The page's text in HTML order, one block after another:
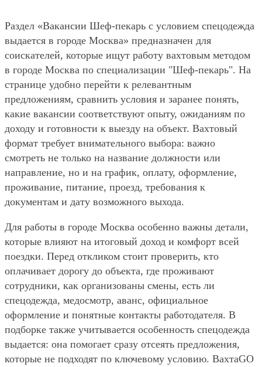
Раздел «Вакансии Шеф-пекарь с условием спецодежда
выдается в городе Москва» предназначен для
соискателей, которые ищут работу вахтовым методом
в городе Москва по специализации "Шеф-пекарь". На
странице удобно перейти к релевантным
предложениям, сравнить условия и заранее понять,
какие вакансии соответствуют опыту, ожиданиям по
доходу и готовности к выезду на объект. Вахтовый
формат требует внимательного выбора: важно
смотреть не только на название должности или
направление, но и на график, оплату, оформление,
проживание, питание, проезд, требования к
документам и дату возможного выхода.
Для работы в городе Москва особенно важны детали,
которые влияют на итоговый доход и комфорт всей
поездки. Перед откликом стоит проверить, кто
оплачивает дорогу до объекта, где проживают
сотрудники, как организованы смены, есть ли
спецодежда, медосмотр, аванс, официальное
оформление и понятные контакты работодателя. В
подборке также учитывается особенность спецодежда
выдается: она помогает сразу отсеять предложения,
которые не подходят по ключевому условию. ВахтаGO